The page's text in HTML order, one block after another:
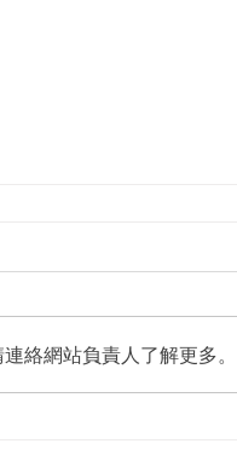
絡網站負責人了解更多。